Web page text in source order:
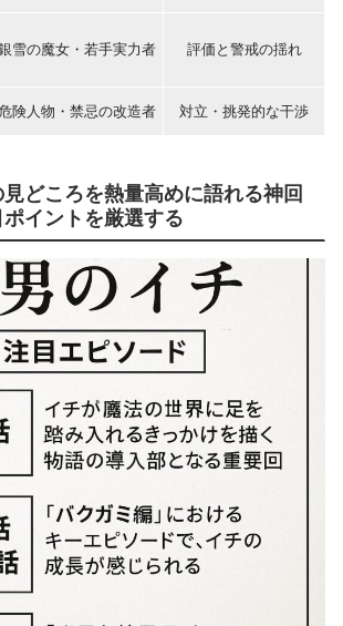
雪の魔女・若手実力者 評価と警戒の揺れ
険人物・禁忌の改造者 対立・挑発的な干渉
どころを熱量高めに語れる神回
イントを厳選する